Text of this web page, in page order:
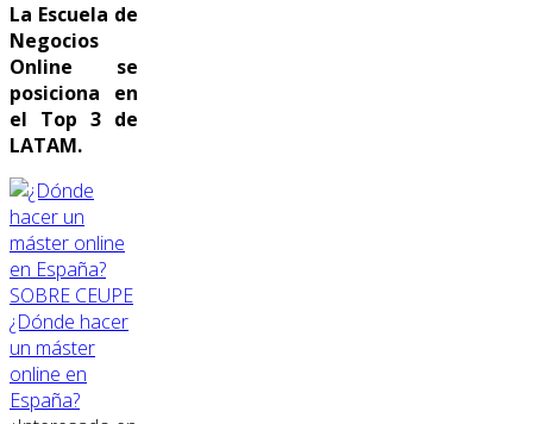
La Escuela de
Negocios
Online se
posiciona en
el Top 3 de
LATAM.
SOBRE CEUPE
¿Dónde hacer
un máster
online en
España?